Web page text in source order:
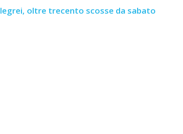
oltre trecento scosse da sabato